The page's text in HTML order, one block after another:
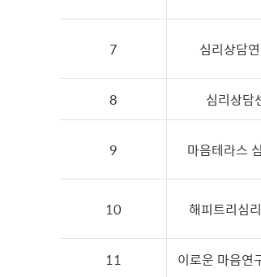
7 심리상담
8 심리상담
9 마음테라스
10 해피트리심
11 이로운 마음연